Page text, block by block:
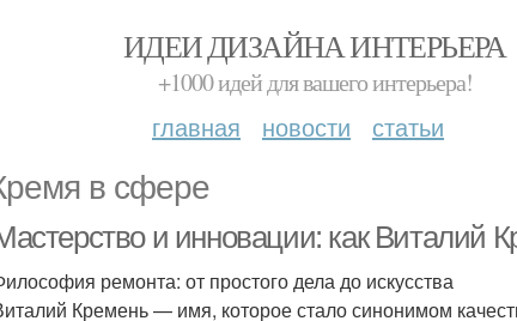
ИДЕИ ДИЗАЙНА ИНТЕРЬЕРА
+1000 идей для вашего интерьера!
главная новости статьи
в сфере
и инновации: как Виталий
ремонта: от простого дела до искусства
Кремень — имя, которое стало синонимом